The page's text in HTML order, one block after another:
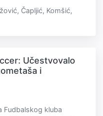
Čapljić, Komšić,
Učestvovalo
i
Fudbalskog kluba